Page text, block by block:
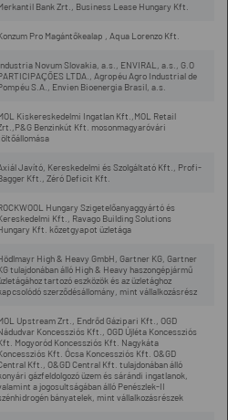
Bank Zrt., Business Lease Hungary Kft.
Pro Magántőkealap , Aqua Lorenzo Kft.
Novum Slovakia, a.s., ENVIRAL, a.s., G.O
LTDA., Agropéu Agro Industrial de
S.A., Envien Bioenergia Brasil, a.s.
Kiskereskedelmi Ingatlan Kft.,MOL Retail
Benzinkút Kft. mosonmagyaróvári
Javító, Kereskedelmi és Szolgáltató Kft., Profi-
Kft., Zéró Deficit Kft.
Hungary Szigetelőanyaggyártó és
Kft., Ravago Building Solutions
Kft. kőzetgyapot üzletága
High & Heavy GmbH, Gartner KG, Gartner
tulajdonában álló High & Heavy haszongépjármű
tartozó eszközök és az üzletághoz
szerződésállomány, mint vállalkozásrész
Upstream Zrt., Endrőd Gázipari Kft., OGD
Koncessziós Kft., OGD Újléta Koncessziós
Mogyoród Koncessziós Kft. Nagykáta
Kft. Ócsa Koncessziós Kft. O&GD
Kft., O&GD Central Kft. tulajdonában álló
gázfeldolgozó üzem és sárándi ingatlanok,
a jogosultságában álló Penészlek-II
bányatelek, mint vállalkozásrészek